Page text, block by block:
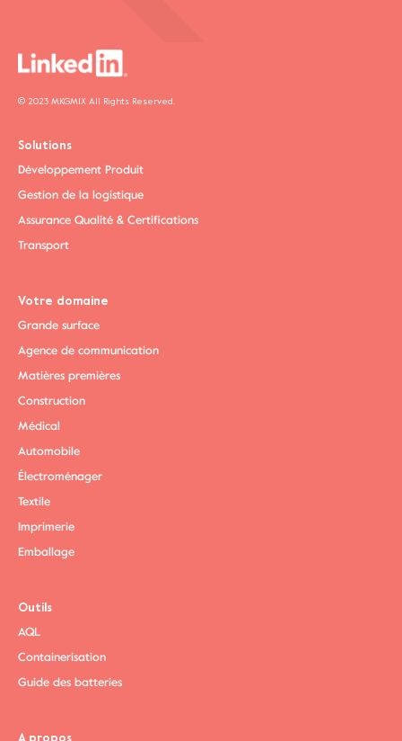
© 2023 MKGMIX All Rights Reserved.
Solutions
Développement Produit
Gestion de la logistique
Assurance Qualité & Certifications
Transport
Votre domaine
Grande surface
Agence de communication
Matières premières
Construction
Médical
Automobile
Électroménager
Textile
Imprimerie
Emballage
Outils
AQL
Containerisation
Guide des batteries